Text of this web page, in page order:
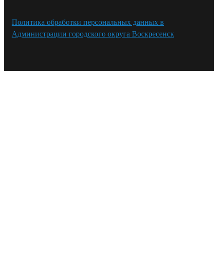
Политика обработки персональных данных в
Администрации городского округа Воскресенск